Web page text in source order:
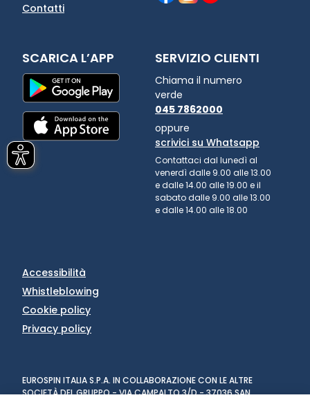
Contatti
SCARICA L’APP SERVIZIO CLIENTI
Chiama il numero
verde
045 7862000
oppure
scrivici su Whatsapp
Contattaci dal lunedì al
venerdì dalle 9.00 alle 13.00
e dalle 14.00 alle 19.00 e il
sabato dalle 9.00 alle 13.00
e dalle 14.00 alle 18.00
Accessibilità
Whistleblowing
Cookie policy
Privacy policy
EUROSPIN ITALIA S.P.A. IN COLLABORAZIONE CON LE ALTRE
SOCIETÀ DEL GRUPPO - VIA CAMPALTO 3/D - 37036 SAN